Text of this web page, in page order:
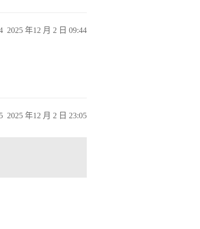
2025 年12 月 2 日 09:44
2025 年12 月 2 日 23:05